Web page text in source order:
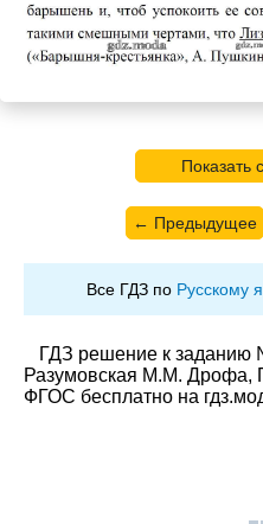
Показать
← Предыдущее
Все ГДЗ по Русскому
ГДЗ решение к заданию
Разумовская М.М. Дрофа,
ФГОС бесплатно на